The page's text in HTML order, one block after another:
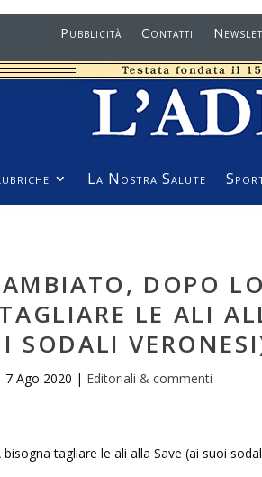
Pubblicità Contatti
La Nostra Salute
DOPO
LE ALI
SODALI
7 Ago 2020 | Editoriali & commenti